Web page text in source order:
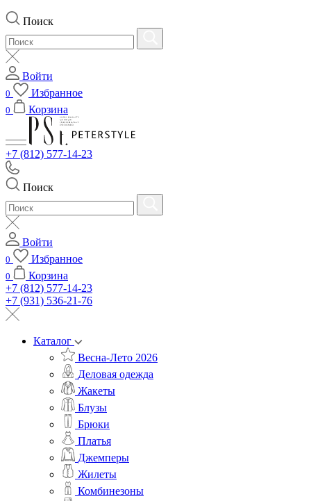
Поиск
Войти
0 Избранное
0 Корзина
+7 (812) 577-14-23
Поиск
Войти
0 Избранное
0
Корзина
+7 (812) 577-14-23
+7 (931) 536-21-76
Каталог
Весна-Лето 2026
Деловая одежда
Жакеты
Блузы
Брюки
Платья
Джемперы
Жилеты
Комбинезоны